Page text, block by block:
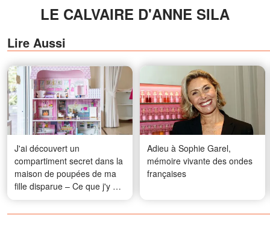
LE CALVAIRE D'ANNE SILA
Lire Aussi
J'ai découvert un
compartiment secret dans la
maison de poupées de ma
fille disparue – Ce que j'y ai
trouvé m'a poussée à
appeler le 911
Adieu à Sophie Garel,
mémoire vivante des ondes
françaises